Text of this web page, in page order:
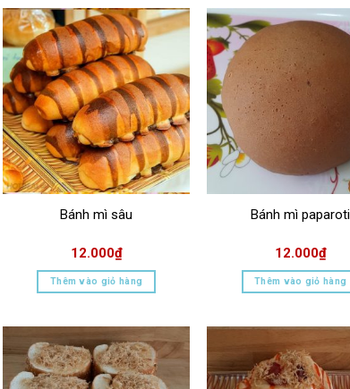
Bánh mì sâu
12.000₫
Thêm vào giỏ hàng
Bánh mì paparoti
12.000₫
Thêm vào giỏ hàng